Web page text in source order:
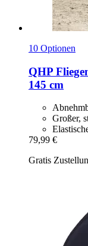
10 Optionen
QHP
145 cm
Großer,
79,99 €
Gratis